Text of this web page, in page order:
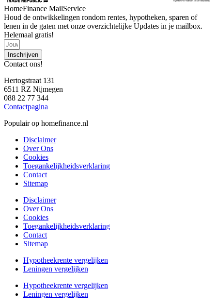
HomeFinance MailService
Houd de ontwikkelingen rondom rentes, hypotheken, sparen of
lenen in de gaten met onze overzichtelijke Updates in je mailbox.
Helemaal gratis!
Inschrijven
Contact ons!
Hertogstraat 131
6511 RZ Nijmegen
088 22 77 344
Contactpagina
Populair op homefinance.nl
Disclaimer
Over Ons
Cookies
Toegankelijkheidsverklaring
Contact
Sitemap
Disclaimer
Over Ons
Cookies
Toegankelijkheidsverklaring
Contact
Sitemap
Hypotheekrente vergelijken
Leningen vergelijken
Hypotheekrente vergelijken
Leningen vergelijken